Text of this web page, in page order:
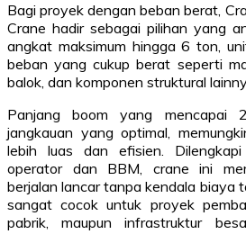
Bagi proyek dengan beban berat,
Crane hadir sebagai pilihan yang
angkat maksimum hingga 6 ton,
beban yang cukup berat seperti
balok, dan komponen struktural
Panjang boom yang mencapai
jangkauan yang optimal,
lebih luas dan efisien.
operator dan BBM, crane ini
berjalan lancar tanpa kendala biaya
sangat cocok untuk proyek
pabrik, maupun infrastruktur